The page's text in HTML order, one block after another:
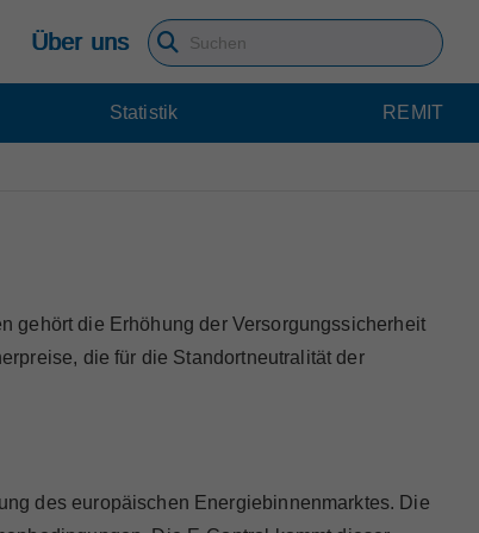
Über uns
Suchbegriff eingeben
Statistik REMIT
gehört die Erhöhung der Versorgungssicherheit
die für die Standortneutralität der
des europäischen Energiebinnenmarktes. Die